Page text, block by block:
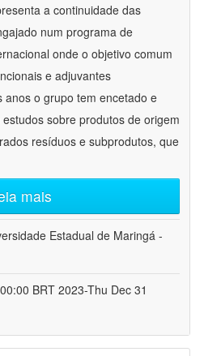
a continuidade das
num programa de
onde o objetivo comum
e adjuvantes
anos o grupo tem encetado e
sobre produtos de origem
resíduos e subprodutos, que
mais
Estadual de Maringá -
BRT 2023-Thu Dec 31